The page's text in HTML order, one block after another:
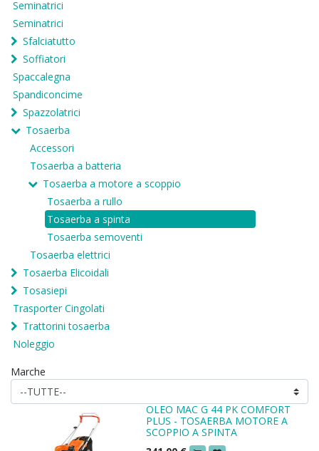
Seminatrici
Seminatrici
Sfalciatutto
Soffiatori
Spaccalegna
Spandiconcime
Spazzolatrici
Tosaerba
Accessori
Tosaerba a batteria
Tosaerba a motore a scoppio
Tosaerba a rullo
Tosaerba a spinta
Tosaerba semoventi
Tosaerba elettrici
Tosaerba Elicoidali
Tosasiepi
Trasporter Cingolati
Trattorini tosaerba
Noleggio
Marche
OLEO MAC G 44 PK COMFORT
PLUS - TOSAERBA MOTORE A
SCOPPIO A SPINTA